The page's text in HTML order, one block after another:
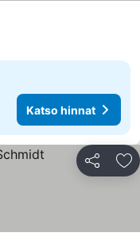
Katso hinnat
Jaa